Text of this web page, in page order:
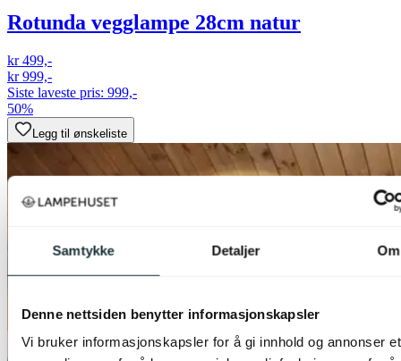
Samtykke Detaljer Om
Denne nettsiden benytter informasjonskapsler
Vi bruker informasjonskapsler for å gi innhold og annonser et
Rotunda vegglampe 28cm natur
kr 499,-
kr 999,-
Siste laveste pris: 999,-
50%
Legg til ønskeliste